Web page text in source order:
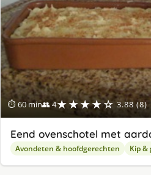
⏱ 60 min👥 4★★★★☆ 3.88 (8)
Eend ovenschotel met
Avondeten & hoofdgerechten Kip &